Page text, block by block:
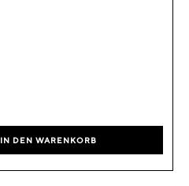
IN DEN WARENKORB